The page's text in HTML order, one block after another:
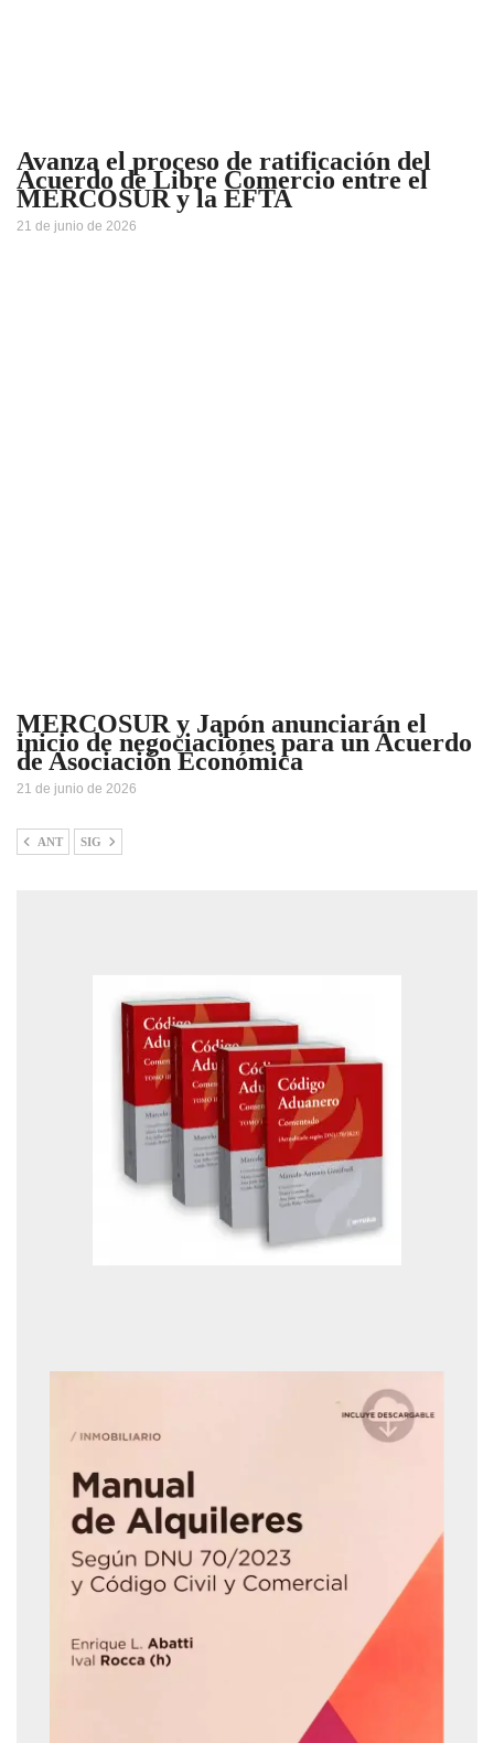
Avanza el proceso de ratificación del
Acuerdo de Libre Comercio entre el
MERCOSUR y la EFTA
21 de junio de 2026
MERCOSUR y Japón anunciarán el
inicio de negociaciones para un Acuerdo
de Asociación Económica
21 de junio de 2026
ANT SIG